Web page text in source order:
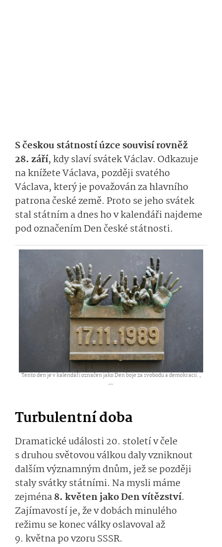
S českou státností úzce souvisí rovněž
28. září, kdy slaví svátek Václav. Odkazuje
na knížete Václava, později svatého
Václava, který je považován za hlavního
patrona české země. Proto se jeho svátek
stal státním a dnes ho v kalendáři najdeme
pod označením Den české státnosti.
Tento den je v kalendáři označen jako Den boje za svobodu a demokracii. ,
...
Turbulentní doba
Dramatické události 20. století v čele
s druhou světovou válkou daly vzniknout
dalším významným dnům, jež se později
staly svátky státními. Na mysli máme
zejména8. květen jako Den vítězství.
Zajímavostí je, že v dobách minulého
režimu se konec války oslavoval až
9. května po vzoru SSSR.